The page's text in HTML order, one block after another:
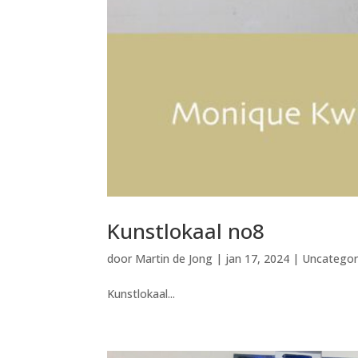
Kunstlokaal no8
door Martin de Jong | jan 17, 2024 |
Kunstlokaal...